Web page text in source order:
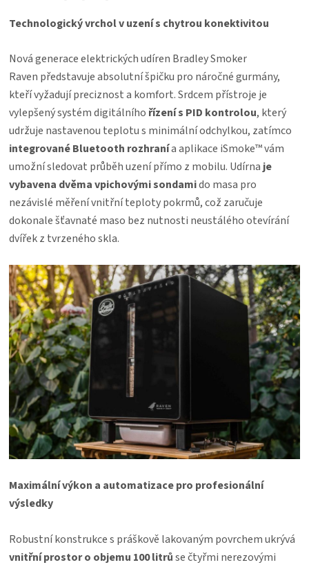
DÁRKOVÉ
POUKAZY
ZNAČKY
MĚNA
(CZK)
PŘIHLÁŠENÍ
Technologický vrchol v uzení s chytrou konektivitou
Nová generace elektrických udíren Bradley Smoker
Raven představuje absolutní špičku pro náročné gurmány,
kteří vyžadují preciznost a komfort. Srdcem přístroje je
vylepšený systém digitálního řízení s PID kontrolou, který
udržuje nastavenou teplotu s minimální odchylkou, zatímco
integrované Bluetooth rozhranía aplikace iSmoke™ vám
umožní sledovat průběh uzení přímo z mobilu. Udírna je
vybavena dvěma vpichovými sondamido masa pro
nezávislé měření vnitřní teploty pokrmů, což zaručuje
dokonale šťavnaté maso bez nutnosti neustálého otevírání
dvířek z tvrzeného skla.
Maximální výkon a automatizace pro profesionální
výsledky
Robustní konstrukce s práškově lakovaným povrchem ukrývá
vnitřní prostor o objemu 100 litrůse čtyřmi nerezovými